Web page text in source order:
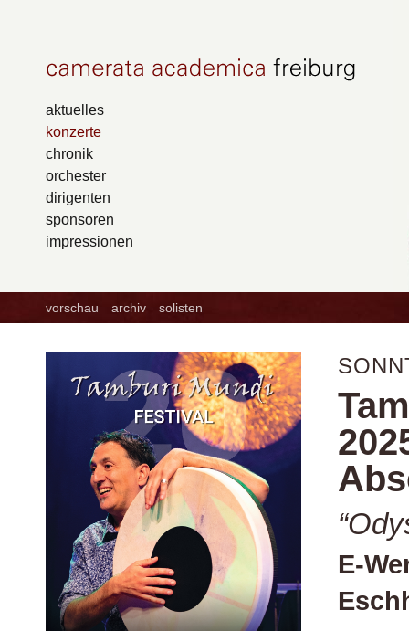
aktuelles
konzerte
chronik
orchester
dirigenten
sponsoren
impressionen
vorschau archiv solisten
E-